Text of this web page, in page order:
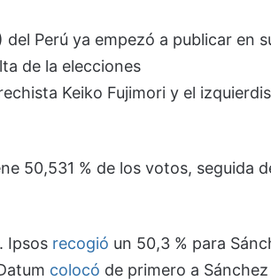
Perú ya empezó a publicar en
de la elecciones
Keiko Fujimori y el
50,531 % de los votos, seguida
Ipsos recogió un 50,3 % para
colocó de primero a